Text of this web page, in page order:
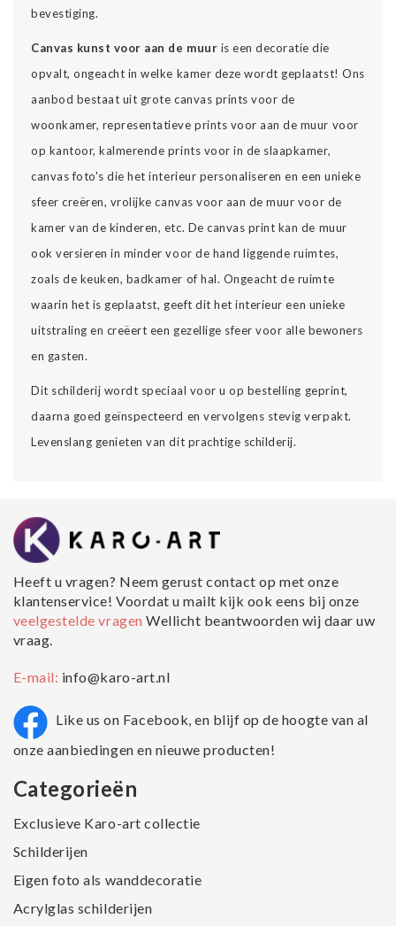
bevestiging.
Canvas kunst voor aan de muur is een decoratie die
opvalt, ongeacht in welke kamer deze wordt geplaatst! Ons
aanbod bestaat uit grote canvas prints voor de
woonkamer, representatieve prints voor aan de muur voor
op kantoor, kalmerende prints voor in de slaapkamer,
canvas foto's die het interieur personaliseren en een unieke
sfeer creëren, vrolijke canvas voor aan de muur voor de
kamer van de kinderen, etc. De canvas print kan de muur
ook versieren in minder voor de hand liggende ruimtes,
zoals de keuken, badkamer of hal. Ongeacht de ruimte
waarin het is geplaatst, geeft dit het interieur een unieke
uitstraling en creëert een gezellige sfeer voor alle bewoners
en gasten.
Dit schilderij wordt speciaal voor u op bestelling geprint,
daarna goed geïnspecteerd en vervolgens stevig verpakt.
Levenslang genieten van dit prachtige schilderij.
Heeft u vragen? Neem gerust contact op met onze
klantenservice! Voordat u mailt kijk ook eens bij onze
veelgestelde vragenWellicht beantwoorden wij daar uw
vraag.
E-mail: info@karo-art.nl
Like us on Facebook, en blijf op de hoogte van al
onze aanbiedingen en nieuwe producten!
Categorieën
Exclusieve Karo-art collectie
Schilderijen
Eigen foto als wanddecoratie
Acrylglas schilderijen